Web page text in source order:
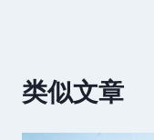
类似文章